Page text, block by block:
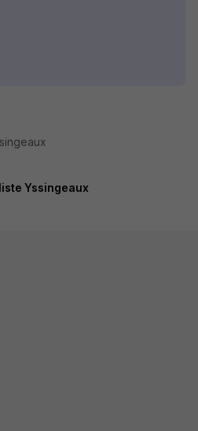
Yssingeaux